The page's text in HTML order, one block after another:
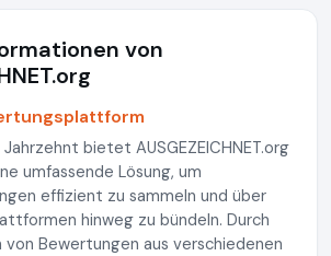
von
bietet AUSGEZEICHNET.org
umfassende Lösung, um
effizient zu sammeln und über
hinweg zu bündeln. Durch
Bewertungen aus verschiedenen